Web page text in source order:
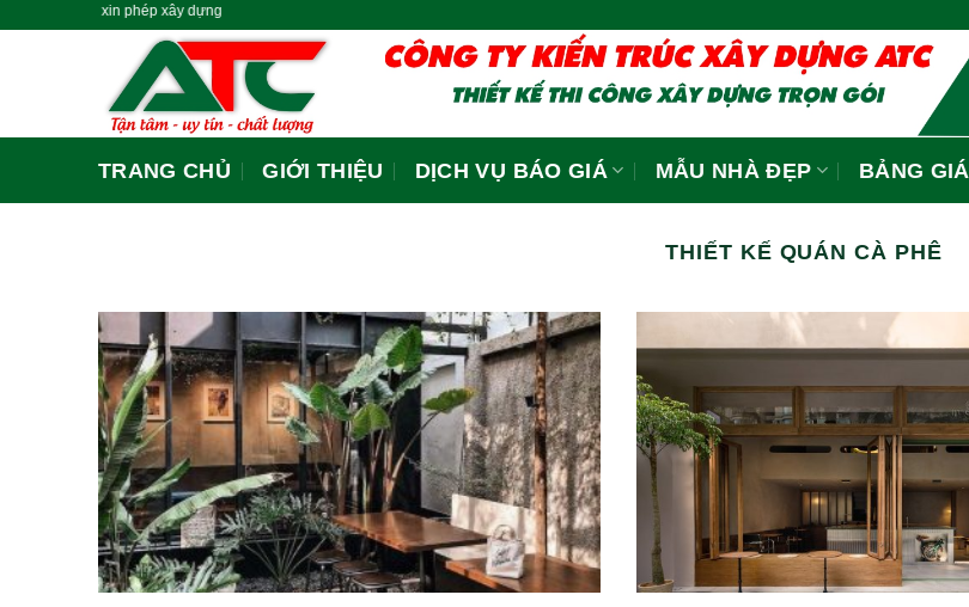
xin phép xây dựng
TRANG CHỦ GIỚI THIỆU DỊCH VỤ BÁO GIÁ MẪU NHÀ ĐẸP BẢNG GIÁ
THIẾT KẾ QUÁN CÀ PHÊ